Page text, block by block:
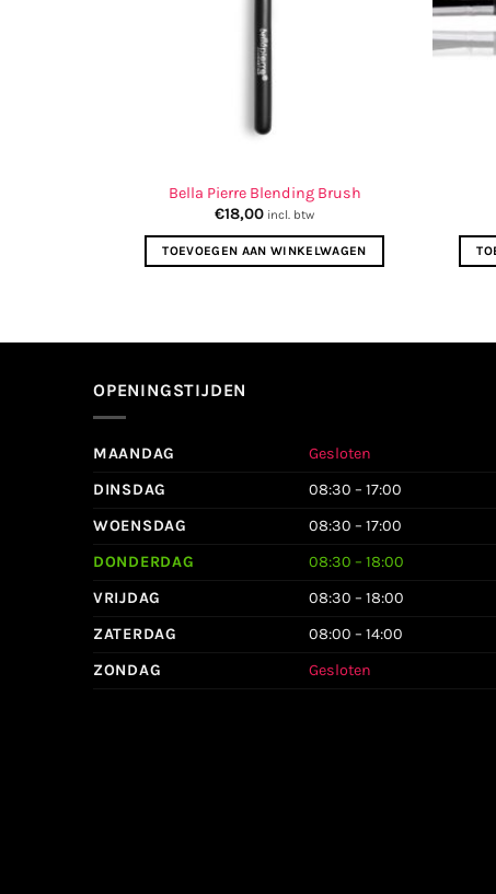
Bella Pierre Blending Brush
€18,00 incl. btw
TOEVOEGEN AAN WINKELWAGEN
OPENINGSTIJDEN
MAANDAG
Gesloten
DINSDAG
08:30 – 17:00
WOENSDAG
08:30 – 17:00
DONDERDAG
08:30 – 18:00
VRIJDAG
08:30 – 18:00
ZATERDAG
08:00 – 14:00
ZONDAG
Gesloten